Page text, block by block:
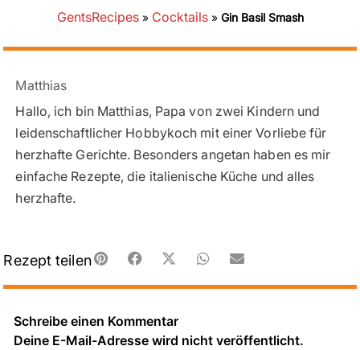
GentsRecipes» Cocktails» Gin Basil Smash
Matthias
Hallo, ich bin Matthias, Papa von zwei Kindern und
leidenschaftlicher Hobbykoch mit einer Vorliebe für
herzhafte Gerichte. Besonders angetan haben es mir
einfache Rezepte, die italienische Küche und alles
herzhafte.
Rezept teilen
Schreibe einen Kommentar
Deine E-Mail-Adresse wird nicht veröffentlicht.